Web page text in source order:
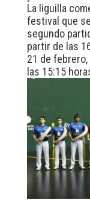
La liguilla
festival que
segundo
partir de las
21 de
las 15:15